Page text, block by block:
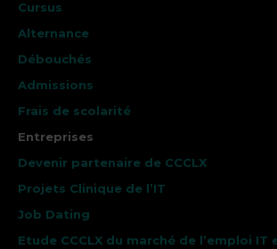
Cursus
Alternance
Débouchés
Admissions
Frais de scolarité
Entreprises
Devenir partenaire de CCCLX
Projets Clinique de l’IT
Job Dating
Etude CCCLX du marché de l’emploi IT